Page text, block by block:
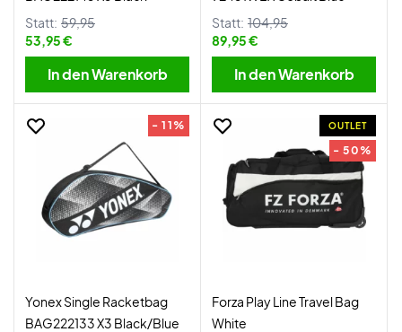
Statt: 59,95
53,95 €
In den Warenkorb
Statt: 104,95
89,95 €
In den Warenkorb
- 11%
Yonex Single Racketbag
BAG222133 X3 Black/Blue
OUTLET
- 50%
Forza Play Line Travel Bag
White